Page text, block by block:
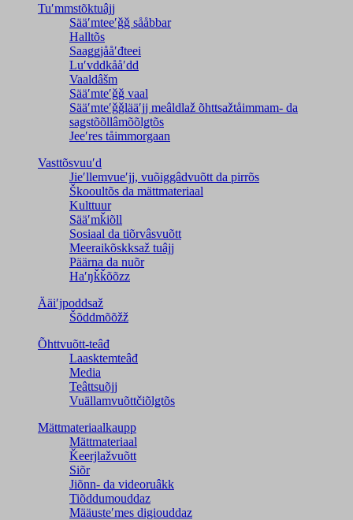
Tuʹmmstõktuâjj
Sääʹmteeʹǧǧ sååbbar
Halltõs
Saaǥǥjååʹđteei
Luʹvddkååʹdd
Vaaldâšm
Sääʹmteʹǧǧ vaal
Sääʹmteʹǧǧlääʹjj meâldlaž õhttsažtåimmam- da
saǥstõõllâmõõlǥtõs
Jeeʹres tåimmorgaan
Vasttõsvuuʹd
Jieʹllemvueʹjj, vuõiggâdvuõtt da pirrõs
Škooultõs da mättmateriaal
Kulttuur
Sääʹmǩiõll
Sosiaal da tiõrvâsvuõtt
Meeraikõskksaž tuâjj
Päärna da nuõr
Haʹŋǩǩõõzz
Ääiʹjpoddsaž
Šõddmõõžž
Õhttvuõtt-teâđ
Laasktemteâđ
Media
Teâttsuõjj
Vuällamvuõttčiõlǥtõs
Mättmateriaalkaupp
Mättmateriaal
Ǩeerjlažvuõtt
Siõr
Jiõnn- da videoruâkk
Tiõddumouddaz
Määusteʹmes digiouddaz